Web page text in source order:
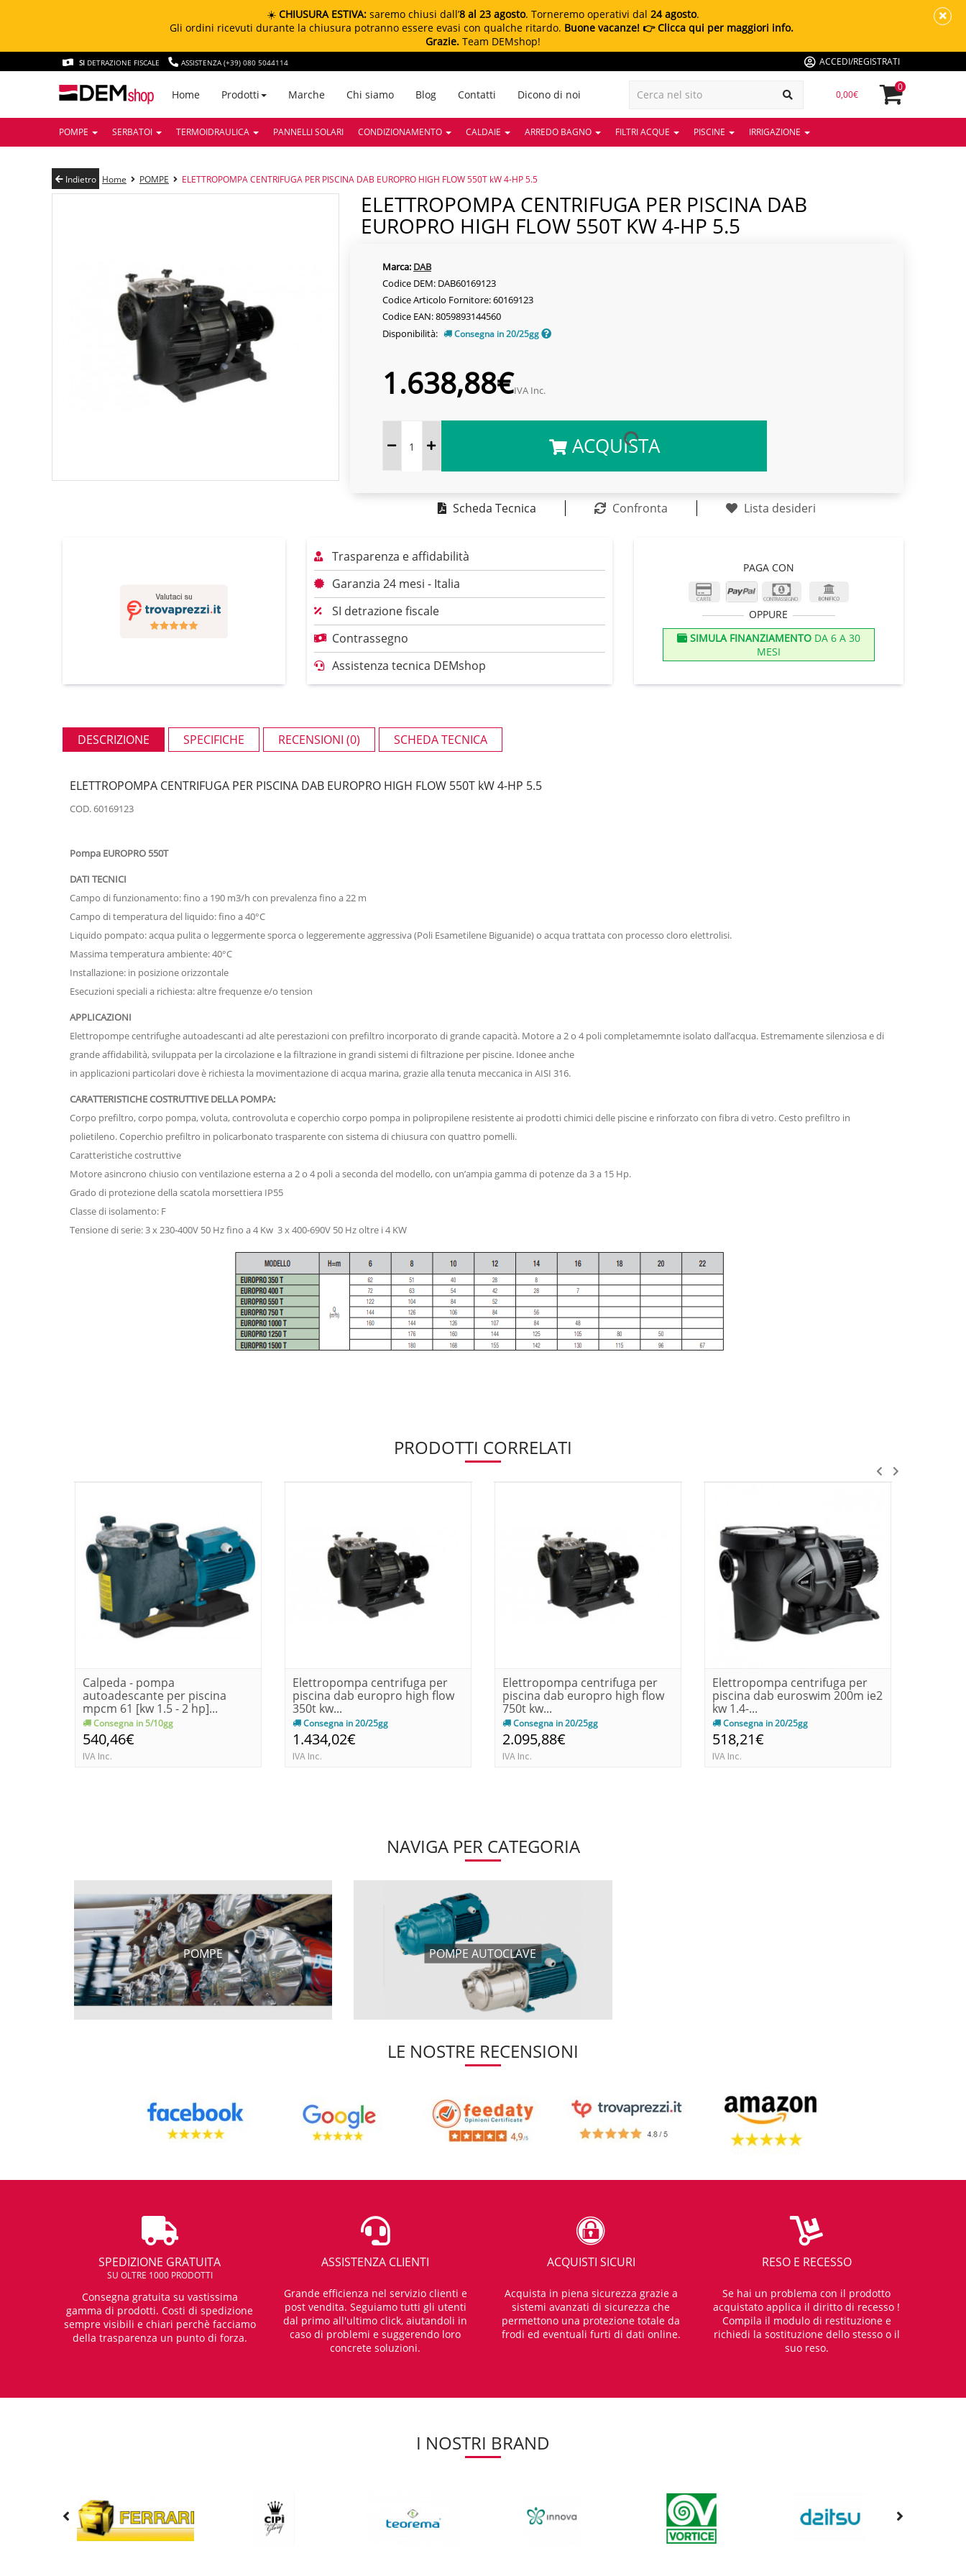
☀️ CHIUSURA ESTIVA: saremo chiusi dall’8 al 23 agosto. Torneremo operativi dal 24 agosto.
Gli ordini ricevuti durante la chiusura potranno essere evasi con qualche ritardo. Buone vacanze! 👉 Clicca qui per maggiori info.
Grazie. Team DEMshop!
SI DETRAZIONE FISCALE ASSISTENZA (+39) 080 5044114 ACCEDI/REGISTRATI
Home Prodotti Marche Chi siamo Blog Contatti Dicono di noi 0,00€
0
POMPE SERBATOI TERMOIDRAULICA PANNELLI SOLARI CONDIZIONAMENTO CALDAIE ARREDO BAGNO FILTRI ACQUE PISCINE IRRIGAZIONE
Indietro Home POMPE ELETTROPOMPA CENTRIFUGA PER PISCINA DAB EUROPRO HIGH FLOW 550T kW 4-HP 5.5
ELETTROPOMPA CENTRIFUGA PER PISCINA DAB
EUROPRO HIGH FLOW 550T KW 4-HP 5.5
Marca: DAB
Codice DEM: DAB60169123
Codice Articolo Fornitore: 60169123
Codice EAN: 8059893144560
Disponibilità:
Consegna in 20/25gg
1.638,88€IVA Inc.
ACQUISTA
Scheda Tecnica Confronta Lista desideri
Trasparenza e affidabilità
Garanzia 24 mesi - Italia
SI detrazione fiscale
Contrassegno
Assistenza tecnica DEMshop
PAGA CON
OPPURE
SIMULA FINANZIAMENTODA 6 A 30
MESI
DESCRIZIONE SPECIFICHE RECENSIONI (0) SCHEDA TECNICA
ELETTROPOMPA CENTRIFUGA PER PISCINA DAB EUROPRO HIGH FLOW 550T kW 4-HP 5.5
COD. 60169123
Pompa EUROPRO 550T
DATI TECNICI
Campo di funzionamento: fino a 190 m3/h con prevalenza fino a 22 m
Campo di temperatura del liquido: fino a 40°C
Liquido pompato: acqua pulita o leggermente sporca o leggeremente aggressiva (Poli Esametilene Biguanide) o acqua trattata con processo cloro elettrolisi.
Massima temperatura ambiente: 40°C
Installazione: in posizione orizzontale
Esecuzioni speciali a richiesta: altre frequenze e/o tension
APPLICAZIONI
Elettropompe centrifughe autoadescanti ad alte perestazioni con prefiltro incorporato di grande capacità. Motore a 2 o 4 poli completamemnte isolato dall’acqua. Estremamente silenziosa e di
grande affidabilità, sviluppata per la circolazione e la filtrazione in grandi sistemi di filtrazione per piscine. Idonee anche
in applicazioni particolari dove è richiesta la movimentazione di acqua marina, grazie alla tenuta meccanica in AISI 316.
CARATTERISTICHE COSTRUTTIVE DELLA POMPA:
Corpo prefiltro, corpo pompa, voluta, controvoluta e coperchio corpo pompa in polipropilene resistente ai prodotti chimici delle piscine e rinforzato con fibra di vetro. Cesto prefiltro in
polietileno. Coperchio prefiltro in policarbonato trasparente con sistema di chiusura con quattro pomelli.
Caratteristiche costruttive
Motore asincrono chiusio con ventilazione esterna a 2 o 4 poli a seconda del modello, con un’ampia gamma di potenze da 3 a 15 Hp.
Grado di protezione della scatola morsettiera IP55
Classe di isolamento: F
Tensione di serie: 3 x 230-400V 50 Hz fino a 4 Kw 3 x 400-690V 50 Hz oltre i 4 KW
PRODOTTI CORRELATI
Calpeda - pompa
autoadescante per piscina
mpcm 61 [kw 1.5 - 2 hp]...
Consegna in 5/10gg
540,46€
IVA Inc.
Elettropompa centrifuga per
piscina dab europro high flow
350t kw...
Consegna in 20/25gg
1.434,02€
IVA Inc.
Elettropompa centrifuga per
piscina dab europro high flow
750t kw...
Consegna in 20/25gg
2.095,88€
IVA Inc.
Elettropompa centrifuga per
piscina dab euroswim 200m ie2
kw 1.4-...
Consegna in 20/25gg
518,21€
IVA Inc.
NAVIGA PER CATEGORIA
POMPE POMPE AUTOCLAVE
LE NOSTRE RECENSIONI
SPEDIZIONE GRATUITA
SU OLTRE 1000 PRODOTTI
Consegna gratuita su vastissima
gamma di prodotti. Costi di spedizione
sempre visibili e chiari perchè facciamo
della trasparenza un punto di forza.
ASSISTENZA CLIENTI
Grande efficienza nel servizio clienti e
post vendita. Seguiamo tutti gli utenti
dal primo all'ultimo click, aiutandoli in
caso di problemi e suggerendo loro
concrete soluzioni.
ACQUISTI SICURI
Acquista in piena sicurezza grazie a
sistemi avanzati di sicurezza che
permettono una protezione totale da
frodi ed eventuali furti di dati online.
RESO E RECESSO
Se hai un problema con il prodotto
acquistato applica il diritto di recesso !
Compila il modulo di restituzione e
richiedi la sostituzione dello stesso o il
suo reso.
I NOSTRI BRAND